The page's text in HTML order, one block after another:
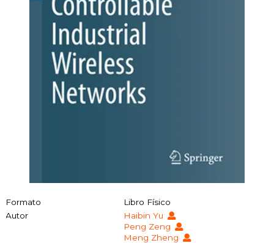
Formato
Libro Físico
Autor
Haibin Yu
Peng Zeng
Meng Zheng